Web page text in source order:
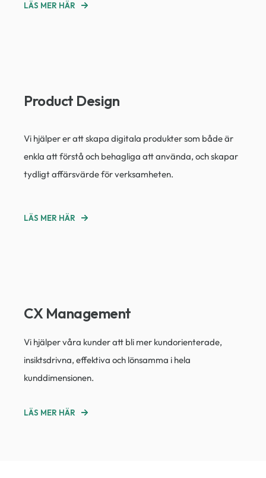
LÄS MER HÄR
Product Design
Vi hjälper er att skapa digitala produkter som både är
enkla att förstå och behagliga att använda, och skapar
tydligt affärsvärde för verksamheten.
LÄS MER HÄR
CX Management
Vi hjälper våra kunder att bli mer kundorienterade,
insiktsdrivna, effektiva och lönsamma i hela
kunddimensionen.
LÄS MER HÄR